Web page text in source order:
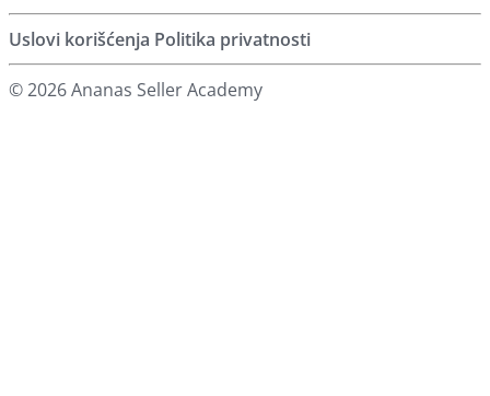
Uslovi korišćenja Politika privatnosti
© 2026 Ananas Seller Academy